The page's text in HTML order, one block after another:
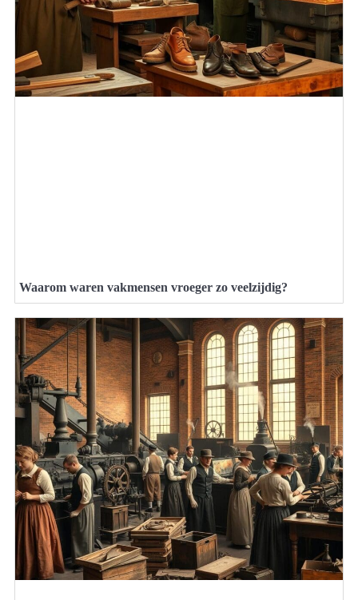
Waarom waren vakmensen vroeger zo veelzijdig?